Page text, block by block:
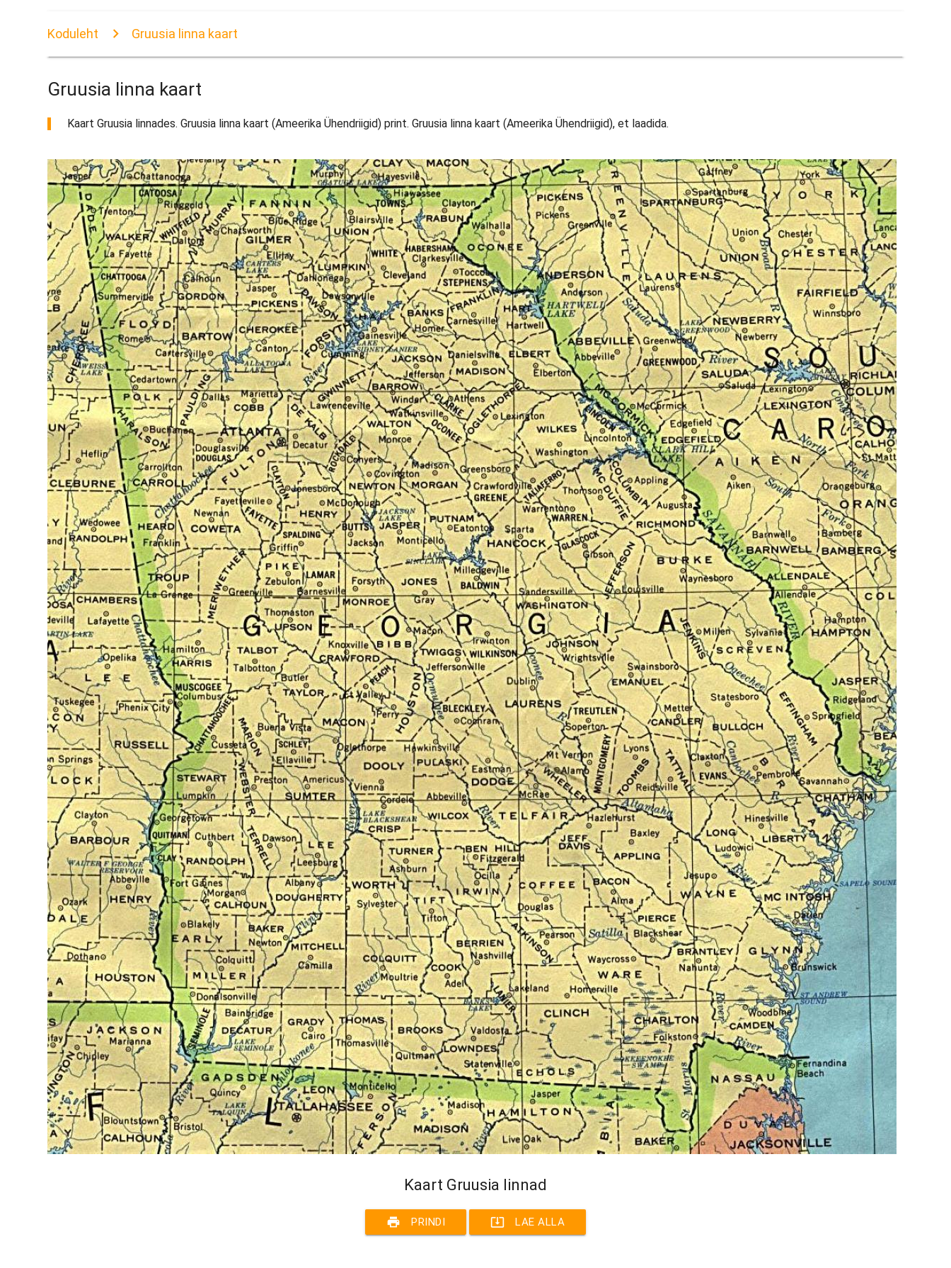
Koduleht Gruusia linna kaart
Gruusia linna kaart
Kaart Gruusia linnades. Gruusia linna kaart (Ameerika Ühendriigid) print. Gruusia linna kaart (Ameerika Ühendriigid), et laadida.
Kaart Gruusia linnad
print PRINDI system_update_alt LAE ALLA